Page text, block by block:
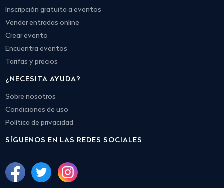
Inscripción gratuita a eventos
Vender entradas online
Crear evento
Encuentra eventos
Tarifas y precios
¿NECESITA AYUDA?
Sobre nosotros
Condiciones de uso
Política de privacidad
SÍGUENOS EN LAS REDES SOCIALES